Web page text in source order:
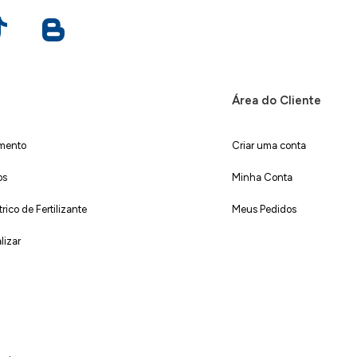
de Fertilizante
Área do Cliente
Criar uma conta
Minha Conta
Meus Pedidos